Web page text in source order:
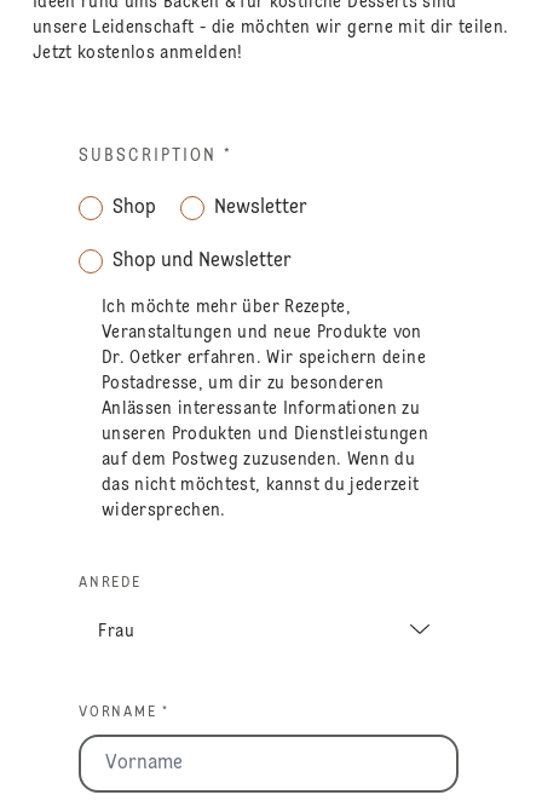
unsere Leidenschaft - die möchten wir gerne mit dir teilen.
Jetzt kostenlos anmelden!
SUBSCRIPTION *
Shop Newsletter
Shop und Newsletter
Ich möchte mehr über Rezepte,
Veranstaltungen und neue Produkte von
Dr. Oetker erfahren. Wir speichern deine
Postadresse, um dir zu besonderen
Anlässen interessante Informationen zu
unseren Produkten und Dienstleistungen
auf dem Postweg zuzusenden. Wenn du
das nicht möchtest, kannst du jederzeit
widersprechen.
ANREDE
VORNAME *